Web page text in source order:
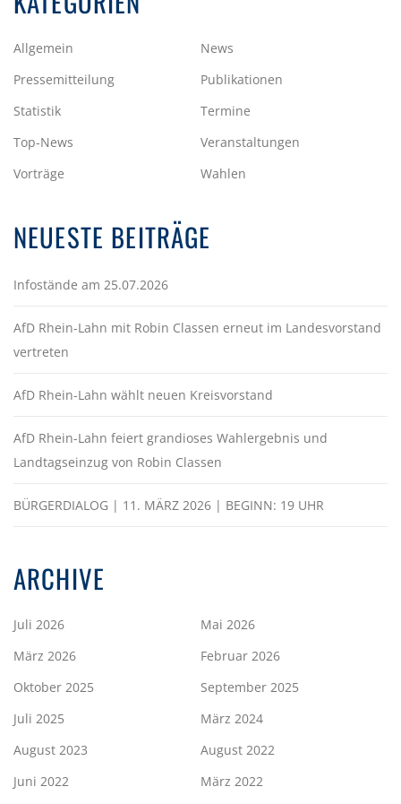
Allgemein
News
Pressemitteilung
Publikationen
Statistik
Termine
Top-News
Veranstaltungen
Vorträge
Wahlen
NEUESTE BEITRÄGE
Infostände am 25.07.2026
AfD Rhein-Lahn mit Robin Classen erneut im Landesvorstand
vertreten
AfD Rhein-Lahn wählt neuen Kreisvorstand
AfD Rhein-Lahn feiert grandioses Wahlergebnis und
Landtagseinzug von Robin Classen
BÜRGERDIALOG | 11. MÄRZ 2026 | BEGINN: 19 UHR
ARCHIVE
Juli 2026
Mai 2026
März 2026
Februar 2026
Oktober 2025
September 2025
Juli 2025
März 2024
August 2023
August 2022
Juni 2022
März 2022